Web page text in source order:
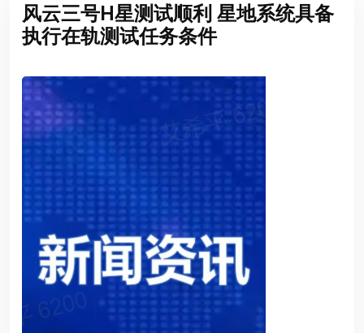
风云三号H星测试顺利 星地系统具备
执行在轨测试任务条件